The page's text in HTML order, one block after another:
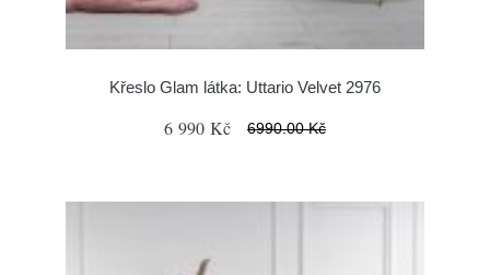
Křeslo Glam látka: Uttario Velvet 2976
6 990 Kč 6990.00 Kč